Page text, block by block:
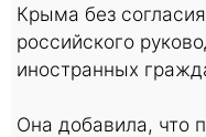
Крыма без
российского
иностранных
Она добавила, что